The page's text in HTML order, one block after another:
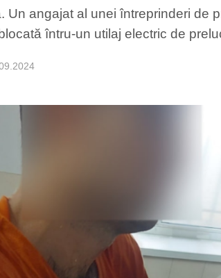
Un angajat al unei întreprinderi de
întru-un utilaj electric de